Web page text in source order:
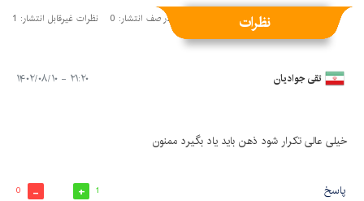
نظرات
نظرات منتشر شده: 2 نظرات در صف انتشار: 0 نظرات غیرقابل انتشار: 1
تقی جوادیان ۲۱:۲۰ - ۱۴۰۲/۰۸/۱۰
خیلی عالی تکرار شود ذهن باید یاد بگیرد ممنون
پاسخ 1
0